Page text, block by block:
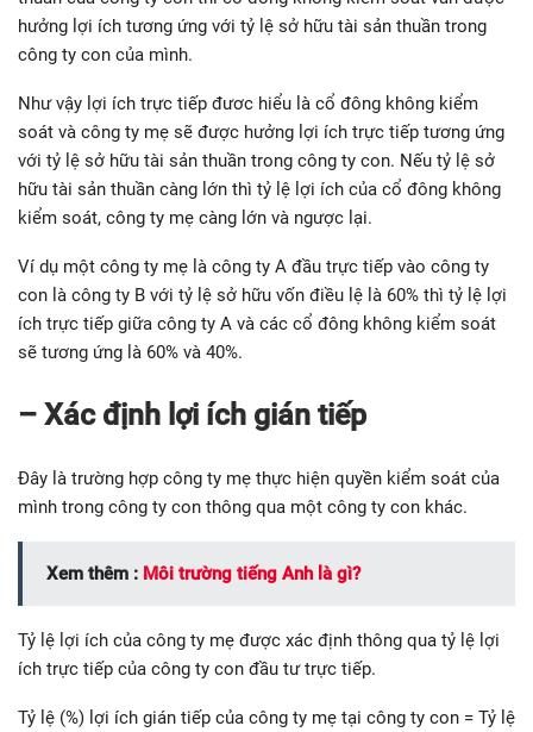
hưởng lợi ích tương ứng với tỷ lệ sở hữu tài sản thuần trong
công ty con của mình.
Như vậy lợi ích trực tiếp đươc hiểu là cổ đông không kiểm
soát và công ty mẹ sẽ được hưởng lợi ích trực tiếp tương ứng
với tỷ lệ sở hữu tài sản thuần trong công ty con. Nếu tỷ lệ sở
hữu tài sản thuần càng lớn thì tỷ lệ lợi ích của cổ đông không
kiểm soát, công ty mẹ càng lớn và ngược lại.
Ví dụ một công ty mẹ là công ty A đầu trực tiếp vào công ty
con là công ty B với tỷ lệ sở hữu vốn điều lệ là 60% thì tỷ lệ lợi
ích trực tiếp giữa công ty A và các cổ đông không kiểm soát
sẽ tương ứng là 60% và 40%.
– Xác định lợi ích gián tiếp
Đây là trường hợp công ty mẹ thực hiện quyền kiểm soát của
mình trong công ty con thông qua một công ty con khác.
Xem thêm : Môi trường tiếng Anh là gì?
Tỷ lệ lợi ích của công ty mẹ được xác định thông qua tỷ lệ lợi
ích trực tiếp của công ty con đầu tư trực tiếp.
Tỷ lệ (%) lợi ích gián tiếp của công ty mẹ tại công ty con = Tỷ lệ